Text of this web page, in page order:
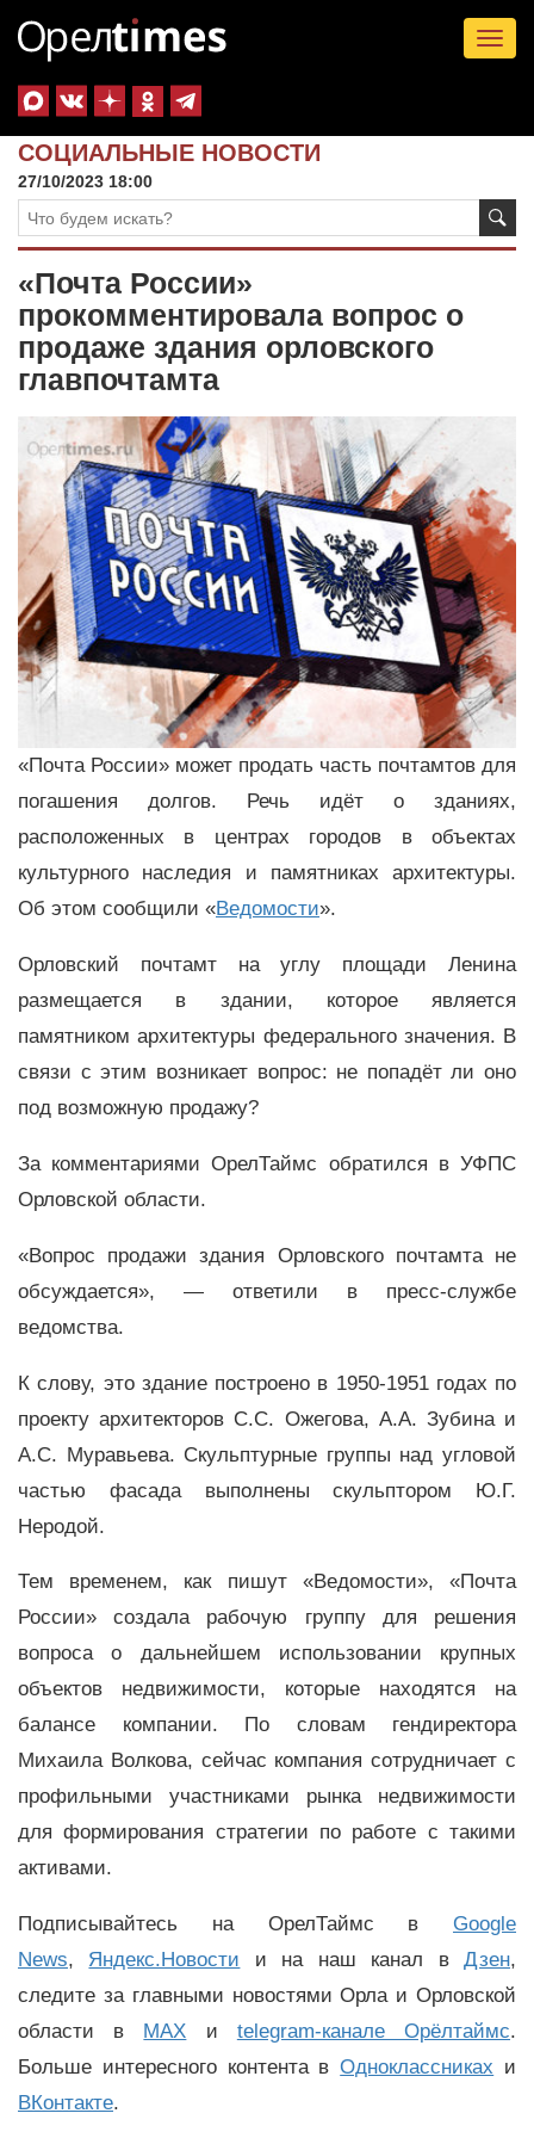
СОЦИАЛЬНЫЕ НОВОСТИ
27/10/2023 18:00
«Почта России»
прокомментировала вопрос о
продаже здания орловского
главпочтамта
«Почта России» может продать часть почтамтов для
погашения долгов. Речь идёт о зданиях,
расположенных в центрах городов в объектах
культурного наследия и памятниках архитектуры.
Об этом сообщили «Ведомости».
Орловский почтамт на углу площади Ленина
размещается в здании, которое является
памятником архитектуры федерального значения. В
связи с этим возникает вопрос: не попадёт ли оно
под возможную продажу?
За комментариями ОрелТаймс обратился в УФПС
Орловской области.
«Вопрос продажи здания Орловского почтамта не
обсуждается», — ответили в пресс-службе
ведомства.
К слову, это здание построено в 1950-1951 годах по
проекту архитекторов С.С. Ожегова, А.А. Зубина и
А.С. Муравьева. Скульптурные группы над угловой
частью фасада выполнены скульптором Ю.Г.
Неродой.
Тем временем, как пишут «Ведомости», «Почта
России» создала рабочую группу для решения
вопроса о дальнейшем использовании крупных
объектов недвижимости, которые находятся на
балансе компании. По словам гендиректора
Михаила Волкова, сейчас компания сотрудничает с
профильными участниками рынка недвижимости
для формирования стратегии по работе с такими
активами.
Подписывайтесь на ОрелТаймс в Google
News, Яндекс.Новости и на наш канал вДзен,
следите за главными новостями Орла и Орловской
области в MAX и telegram-канале Орёлтаймс.
Больше интересного контента вОдноклассниках и
ВКонтакте.